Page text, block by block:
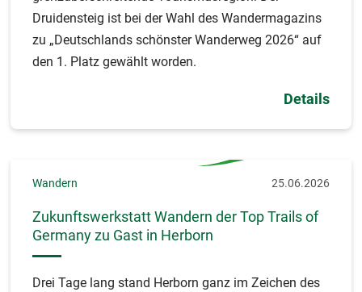
Druidensteig ist bei der Wahl des Wandermagazins
zu „Deutschlands schönster Wanderweg 2026“ auf
den 1. Platz gewählt worden.
Details
Wandern 25.06.2026
Zukunftswerkstatt Wandern der Top Trails of
Germany zu Gast in Herborn
Drei Tage lang stand Herborn ganz im Zeichen des